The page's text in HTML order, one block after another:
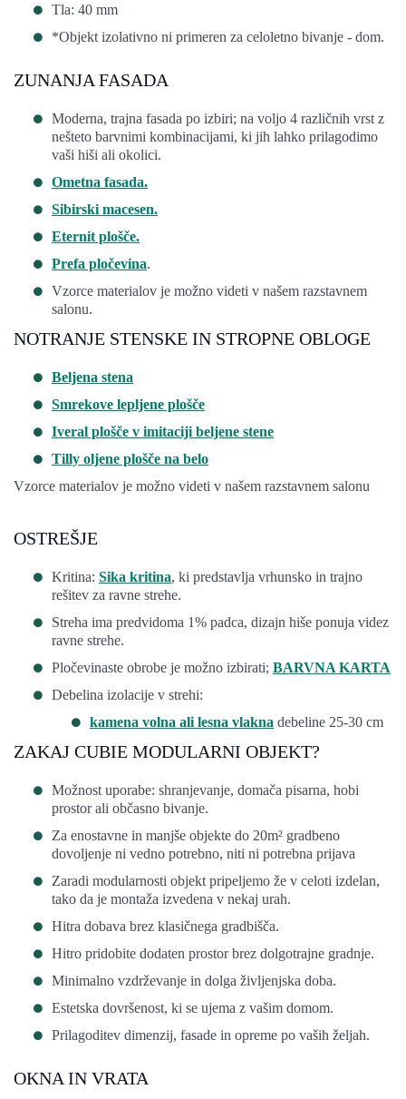
Tla: 40 mm
*Objekt izolativno ni primeren za celoletno bivanje - dom.
ZUNANJA FASADA
Moderna, trajna fasada po izbiri; na voljo 4 različnih vrst z
nešteto barvnimi kombinacijami, ki jih lahko prilagodimo
vaši hiši ali okolici.
Ometna fasada.
Sibirski macesen.
Eternit plošče.
Prefa pločevina.
Vzorce materialov je možno videti v našem razstavnem
salonu.
NOTRANJE STENSKE IN STROPNE OBLOGE
Beljena stena
Smrekove lepljene plošče
Iveral plošče v imitaciji beljene stene
Tilly oljene plošče na belo
Vzorce materialov je možno videti v našem razstavnem salonu
OSTREŠJE
Kritina: Sika kritina, ki predstavlja vrhunsko in trajno
rešitev za ravne strehe.
Streha ima predvidoma 1% padca, dizajn hiše ponuja videz
ravne strehe.
Pločevinaste obrobe je možno izbirati; BARVNA KARTA
Debelina izolacije v strehi:
kamena volna ali lesna vlakna debeline 25-30 cm
ZAKAJ CUBIE MODULARNI OBJEKT?
Možnost uporabe: shranjevanje, domača pisarna, hobi
prostor ali občasno bivanje.
Za enostavne in manjše objekte do 20m² gradbeno
dovoljenje ni vedno potrebno, niti ni potrebna prijava
Zaradi modularnosti objekt pripeljemo že v celoti izdelan,
tako da je montaža izvedena v nekaj urah.
Hitra dobava brez klasičnega gradbišča.
Hitro pridobite dodaten prostor brez dolgotrajne gradnje.
Minimalno vzdrževanje in dolga življenjska doba.
Estetska dovršenost, ki se ujema z vašim domom.
Prilagoditev dimenzij, fasade in opreme po vaših željah.
OKNA IN VRATA